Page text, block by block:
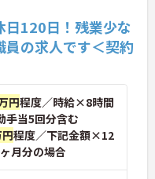
日120日！残業少な
の求人です＜契約
円程度／時給×8時間
手当5回分含む
程度／下記金額×12
月分の場合